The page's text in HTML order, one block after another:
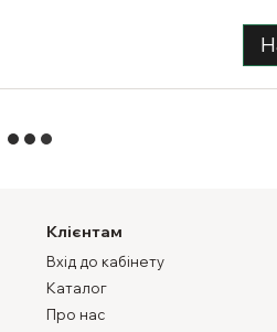
Клієнтам
Вхід до кабінету
Каталог
Про нас